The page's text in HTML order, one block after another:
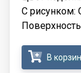
С рисунком:
В